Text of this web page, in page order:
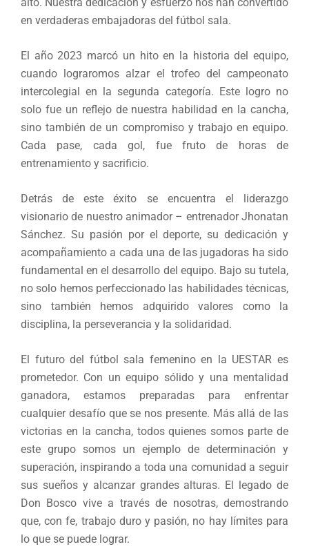
en verdaderas embajadoras del fútbol sala.
El año 2023 marcó un hito en la historia del equipo,
cuando lograromos alzar el trofeo del campeonato
intercolegial en la segunda categoría. Este logro no
solo fue un reflejo de nuestra habilidad en la cancha,
sino también de un compromiso y trabajo en equipo.
Cada pase, cada gol, fue fruto de horas de
entrenamiento y sacrificio.
Detrás de este éxito se encuentra el liderazgo
visionario de nuestro animador – entrenador Jhonatan
Sánchez. Su pasión por el deporte, su dedicación y
acompañamiento a cada una de las jugadoras ha sido
fundamental en el desarrollo del equipo. Bajo su tutela,
no solo hemos perfeccionado las habilidades técnicas,
sino también hemos adquirido valores como la
disciplina, la perseverancia y la solidaridad.
El futuro del fútbol sala femenino en la UESTAR es
prometedor. Con un equipo sólido y una mentalidad
ganadora, estamos preparadas para enfrentar
cualquier desafío que se nos presente. Más allá de las
victorias en la cancha, todos quienes somos parte de
este grupo somos un ejemplo de determinación y
superación, inspirando a toda una comunidad a seguir
sus sueños y alcanzar grandes alturas. El legado de
Don Bosco vive a través de nosotras, demostrando
que, con fe, trabajo duro y pasión, no hay límites para
lo que se puede lograr.